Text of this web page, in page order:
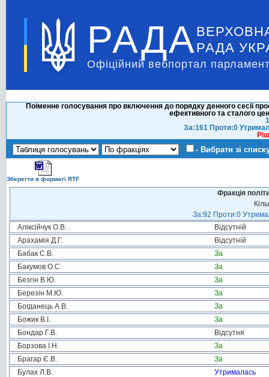
РАДА РАДА
Офіційний вебпортал
Поіменне голосування про включення до порядку денного сесії
ефективного та сталого
За:161 Проти:0
- Вибрати зі
Зберегти в форматі RTF
Фракція
За:92 Проти:0
Аліксійчук О.В.
Відсутній
Арахамія Д.Г.
Відсутній
Бабак С.В.
За
Бакумов О.С.
За
Безгін В.Ю.
За
Березін М.Ю.
За
Богданець А.В.
За
Божик В.І.
За
Бондар Г.В.
Відсутня
Борзова І.Н.
За
Брагар Є.В.
За
Булах Л.В.
Утрималась